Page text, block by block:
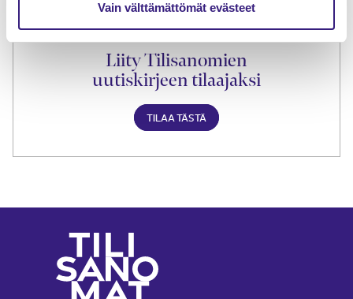
Vain välttämättömät evästeet
Liity Tilisanomien
uutiskirjeen tilaajaksi
TILAA TÄSTÄ